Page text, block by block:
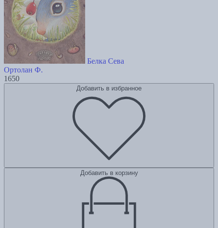
Белка Сева
Ортолан Ф.
1650
Добавить в избранное
Добавить в корзину